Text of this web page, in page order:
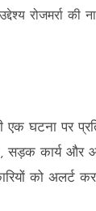
रोजमर्रा
घटना पर
कार्य और
को अलर्ट